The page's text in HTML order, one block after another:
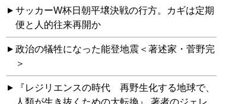
サッカーW杯日朝平壌決戦の行方。カギは定期
便と人的往来再開か
政治の犠牲になった能登地震＜著述家・菅野完
＞
『レジリエンスの時代 再野生化する地球で、
人類が生き抜くための大転換』 著者のジェレ